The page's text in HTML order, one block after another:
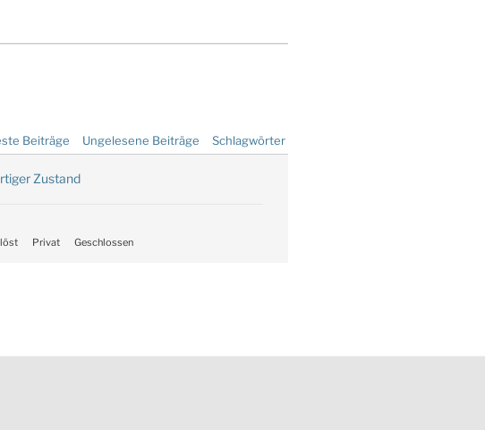
Beiträge Ungelesene Beiträge Schlagwörter
Zustand
Privat Geschlossen